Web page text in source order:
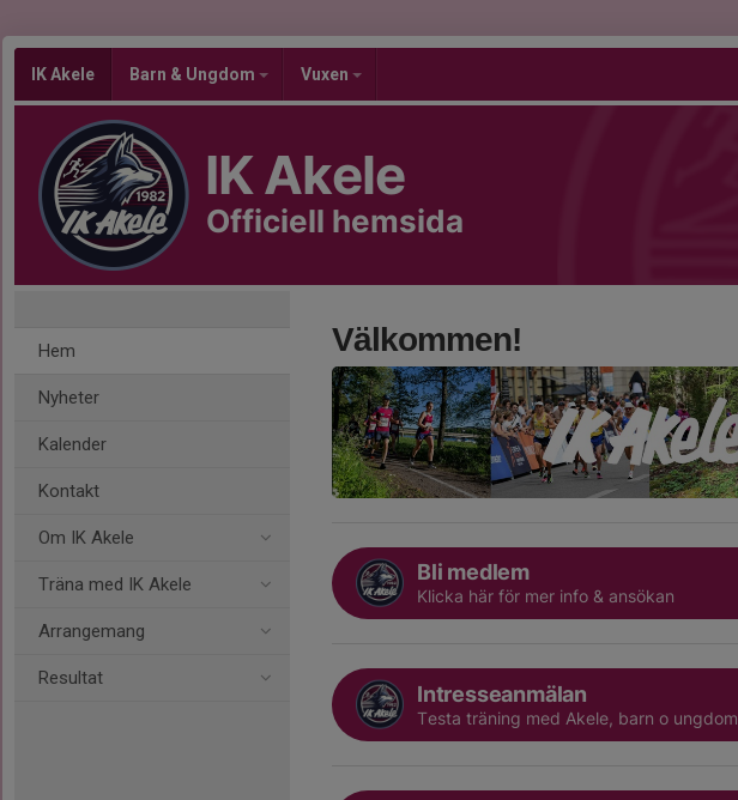
IK Akele Barn & Ungdom Vuxen
IK Akele
Officiell hemsida
Hem
Nyheter
Kalender
Kontakt
Om IK Akele
Träna med IK Akele
Arrangemang
Resultat
Välkommen!
Bli medlem
Klicka här för mer info & ansökan
Intresseanmälan
Testa träning med Akele, barn o ungdom